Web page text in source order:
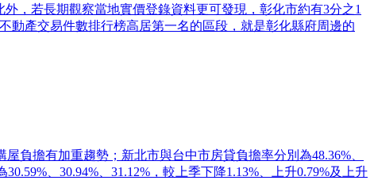
，若長期觀察當地實價登錄資料更可發現，彰化市約有3分之1
動產交易件數排行榜高居第一名的區段，就是彰化縣府周邊的
負擔有加重趨勢；新北市與台中市房貸負擔率分別為48.36%、
、30.94%、31.12%，較上季下降1.13%、上升0.79%及上升